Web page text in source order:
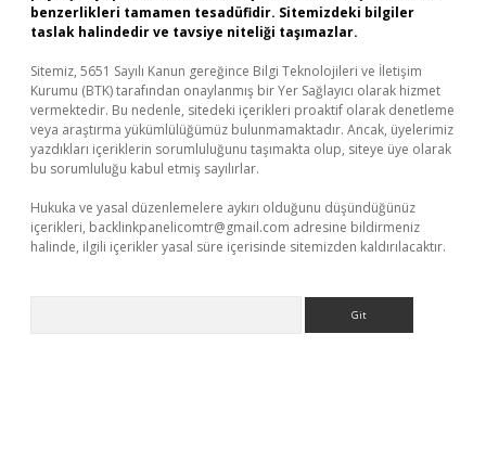
benzerlikleri tamamen tesadüfidir. Sitemizdeki bilgiler
taslak halindedir ve tavsiye niteliği taşımazlar.
Sitemiz, 5651 Sayılı Kanun gereğince Bilgi Teknolojileri ve İletişim
Kurumu (BTK) tarafından onaylanmış bir Yer Sağlayıcı olarak hizmet
vermektedir. Bu nedenle, sitedeki içerikleri proaktif olarak denetleme
veya araştırma yükümlülüğümüz bulunmamaktadır. Ancak, üyelerimiz
yazdıkları içeriklerin sorumluluğunu taşımakta olup, siteye üye olarak
bu sorumluluğu kabul etmiş sayılırlar.
Hukuka ve yasal düzenlemelere aykırı olduğunu düşündüğünüz
içerikleri, backlinkpanelicomtr@gmail.com adresine bildirmeniz
halinde, ilgili içerikler yasal süre içerisinde sitemizden kaldırılacaktır.